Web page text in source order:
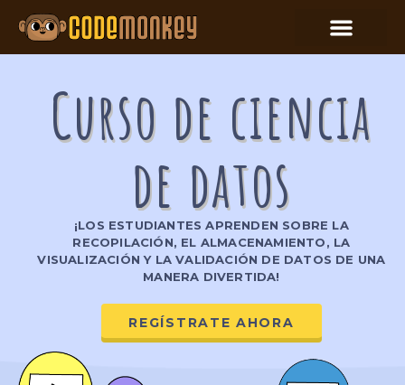
Curso de ciencia
de datos
¡LOS ESTUDIANTES APRENDEN SOBRE LA
RECOPILACIÓN, EL ALMACENAMIENTO, LA
VISUALIZACIÓN Y LA VALIDACIÓN DE DATOS DE UNA
MANERA DIVERTIDA!
REGÍSTRATE AHORA